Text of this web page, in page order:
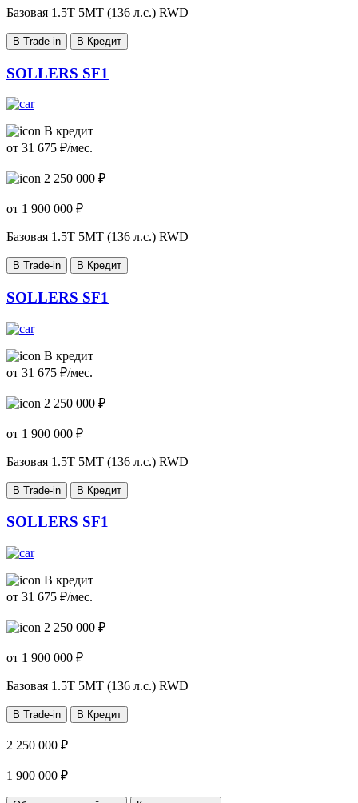
Базовая 1.5T 5MT (136 л.с.) RWD
В Trade-in В Кредит
SOLLERS SF1
В кредит
от 31 675 ₽/мес.
2 250 000 ₽
от 1 900 000 ₽
Базовая 1.5T 5MT (136 л.с.) RWD
В Trade-in В Кредит
SOLLERS SF1
В кредит
от 31 675 ₽/мес.
2 250 000 ₽
от 1 900 000 ₽
Базовая 1.5T 5MT (136 л.с.) RWD
В Trade-in В Кредит
SOLLERS SF1
В кредит
от 31 675 ₽/мес.
2 250 000 ₽
от 1 900 000 ₽
Базовая 1.5T 5MT (136 л.с.) RWD
В Trade-in В Кредит
2 250 000 ₽
1 900 000 ₽